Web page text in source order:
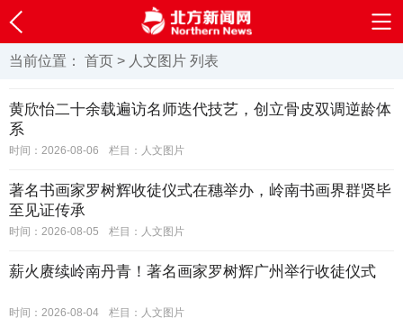
当前位置： 首页 > 人文图片 列表
黄欣怡二十余载遍访名师迭代技艺，创立骨皮双调逆龄体
系
时间：2026-08-06 栏目： 人文图片
著名书画家罗树辉收徒仪式在穗举办，岭南书画界群贤毕
至见证传承
时间：2026-08-05 栏目： 人文图片
薪火赓续岭南丹青！著名画家罗树辉广州举行收徒仪式
时间：2026-08-04 栏目： 人文图片